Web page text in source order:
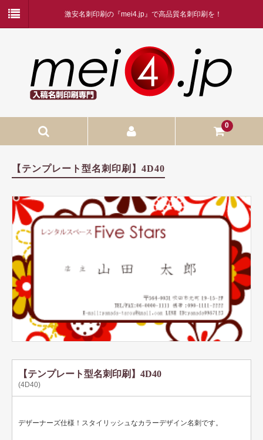
激安名刺印刷の『mei4.jp』で高品質名刺印刷を！
0
入稿名刺印刷
二つ折り名刺印刷
蛍光白印刷
名刺ケース
テンプレート名刺
ビジネスモノクロ
ビジネスカラー
フォト名刺（写真・画像入り名刺）
【テンプレート型名刺印刷】4D40
【テンプレート型名刺印刷】4D40
(4D40)
デザーナーズ仕様！スタイリッシュなカラーデザイン名刺です。